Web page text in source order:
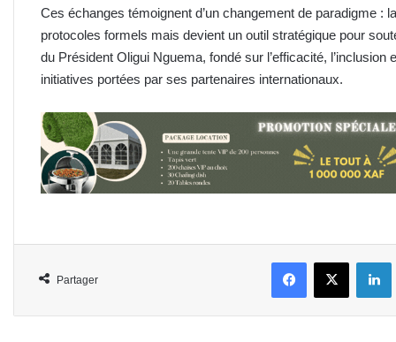
Ces échanges témoignent d’un changement de paradigme :
protocoles formels mais devient un outil stratégique pour
du Président Oligui Nguema, fondé sur l’efficacité,
initiatives portées par ses partenaires internationaux.
Partager
FacebookX